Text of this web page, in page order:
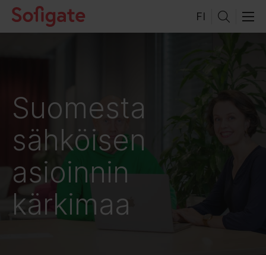
Hyppää
sisältöön
FI
Suomesta
sähköisen
asioinnin
kärkimaa